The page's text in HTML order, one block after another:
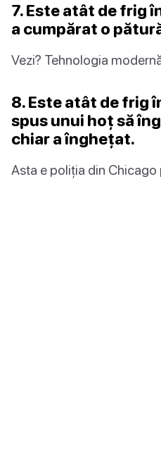
7. Este atât de frig
a cumpărat o
Vezi? Tehnologia
8. Este atât de frig
spus unui hoț să
chiar a înghețat.
Asta e poliția din Chicago